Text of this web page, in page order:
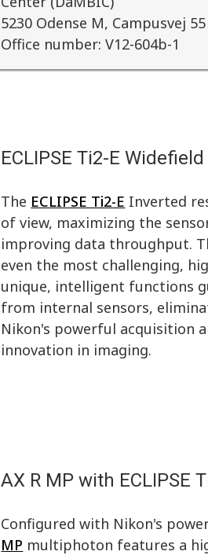
5230 Odense M, Campusvej 55
Office number: V12-604b-1
ECLIPSE Ti2-E
The ECLIPSE Ti2-E Inverted
of view, maximizing the
improving data throughput.
even the most challenging,
unique, intelligent functions
from internal sensors,
Nikon's powerful acquisition
innovation in imaging.
AX R MP with ECLIPSE
Configured with Nikon's
MP multiphoton features a